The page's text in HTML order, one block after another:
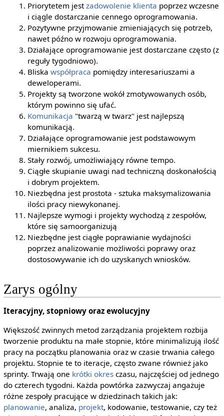
Priorytetem jestzadowolenie klienta poprzez wczesne
i ciągle dostarczanie cennego oprogramowania.
Pozytywne przyjmowanie zmieniających się potrzeb,
nawet późno w rozwoju oprogramowania.
Działające oprogramowanie jest dostarczane często (z
reguły tygodniowo).
Bliskawspółpraca pomiędzy interesariuszami a
deweloperami.
Projekty są tworzone wokół zmotywowanych osób,
którym powinno się ufać.
Komunikacja "twarzą w twarz" jest najlepszą
komunikacją.
Działające oprogramowanie jest podstawowym
miernikiem sukcesu.
Stały rozwój, umożliwiający równe tempo.
Ciągłe skupianie uwagi nad techniczną doskonałością
i dobrym projektem.
Niezbędna jest prostota - sztuka maksymalizowania
ilości pracy niewykonanej.
Najlepsze wymogi i projekty wychodzą z zespołów,
które się samoorganizują
Niezbędne jest ciągłe poprawianie wydajności
poprzez analizowanie możliwości poprawy oraz
dostosowywanie ich do uzyskanych wniosków.
Zarys ogólny
Iteracyjny, stopniowy oraz ewolucyjny
Większość zwinnych metod zarządzania projektem rozbija
tworzenie produktu na małe stopnie, które minimalizują ilość
pracy na początku planowania oraz w czasie trwania całego
projektu. Stopnie te to iteracje, często zwane również jako
sprinty. Trwają one krótki okresczasu, najczęściej od jednego
do czterech tygodni. Każda powtórka zazwyczaj angażuje
różne zespoły pracujące w dziedzinach takich jak:
planowanie, analiza, projekt, kodowanie, testowanie, czy też